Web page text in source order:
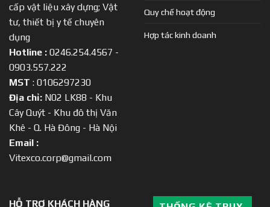
cấp vật liệu xây dựng; Vật
tư, thiết bị y tế chuyên
dụng
Hotline : 0246.254.4567 -
0903.557.222
MST : 0106297230
Địa chỉ: N02 LK88 - Khu
Cây Quýt - Khu đô thị Văn
Khê - Q. Hà Đông - Hà Nội
Email :
Vitexco.corp@gmail.com
Quy chế hoạt động
Hợp tác kinh doanh
HỖ TRỢ KHÁCH HÀNG